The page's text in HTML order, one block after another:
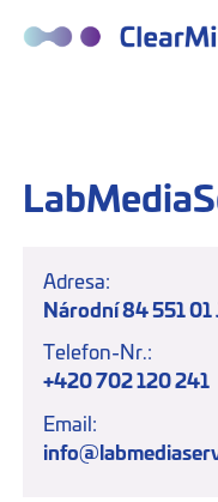
Adresa:
Národní 84 551
Telefon-Nr.:
+420 702 120 241
Email: